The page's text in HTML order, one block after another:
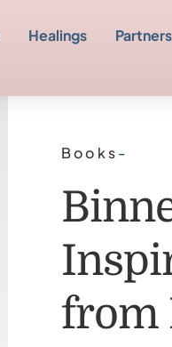
Healings Partners
from
Books-